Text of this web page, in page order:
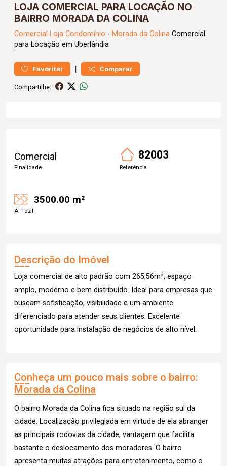
LOJA COMERCIAL PARA LOCAÇÃO NO
BAIRRO MORADA DA COLINA
Comercial Loja Condomínio - Morada da Colina Comercial
para Locação em Uberlândia
Favoritar | Comparar
Compartilhe:
Comercial
Finalidade
82003
Referência
3500.00 m²
A. Total
Descrição do Imóvel
Loja comercial de alto padrão com 265,56m², espaço
amplo, moderno e bem distribuído. Ideal para empresas que
buscam sofisticação, visibilidade e um ambiente
diferenciado para atender seus clientes. Excelente
oportunidade para instalação de negócios de alto nível.
Conheça um pouco mais sobre o bairro:
Morada da Colina
O bairro Morada da Colina fica situado na região sul da
cidade. Localização privilegiada em virtude de ela abranger
as principais rodovias da cidade, vantagem que facilita
bastante o deslocamento dos moradores. O bairro
apresenta muitas atrações para entretenimento, como o